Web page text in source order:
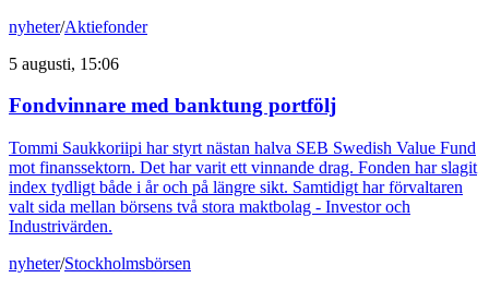
nyheter/Aktiefonder
5 augusti, 15:06
Fondvinnare med banktung portfölj
Tommi Saukkoriipi har styrt nästan halva SEB Swedish Value Fund
mot finanssektorn. Det har varit ett vinnande drag. Fonden har slagit
index tydligt både i år och på längre sikt. Samtidigt har förvaltaren
valt sida mellan börsens två stora maktbolag - Investor och
Industrivärden.
nyheter/Stockholmsbörsen